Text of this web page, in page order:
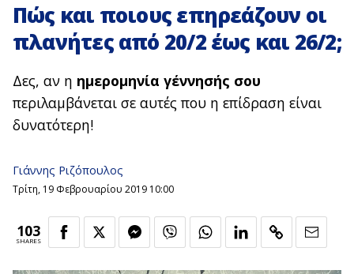
Πώς και ποιους επηρεάζουν οι
πλανήτες από 20/2 έως και 26/2;
Δες, αν η ημερομηνία γέννησής σου
περιλαμβάνεται σε αυτές που η επίδραση είναι
δυνατότερη!
Γιάννης Ριζόπουλος
Τρίτη, 19 Φεβρουαρίου 2019 10:00
103
SHARES